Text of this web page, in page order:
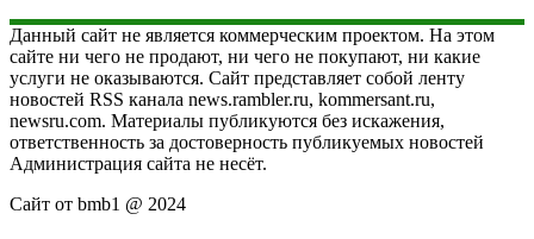
Данный сайт не является коммерческим проектом. На этом
сайте ни чего не продают, ни чего не покупают, ни какие
услуги не оказываются. Сайт представляет собой ленту
новостей RSS канала news.rambler.ru, kommersant.ru,
newsru.com. Материалы публикуются без искажения,
ответственность за достоверность публикуемых новостей
Администрация сайта не несёт.
Сайт от bmb1 @ 2024